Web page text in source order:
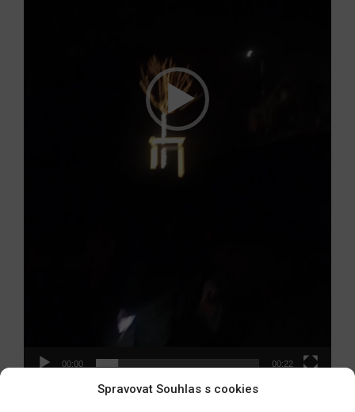
Spravovat Souhlas s cookies
00:00 00:22